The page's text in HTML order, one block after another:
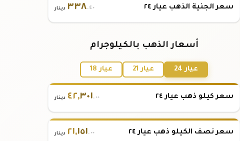
سعر الجنية الذهب عيار ٢٤ ٣٣٨.٤٠ دينار
أسعار الذهب بالكيلوجرام
عيار 24 عيار 21 عيار 18
سعر كيلو ذهب عيار ٢٤ ٤٢,٣٠١.٠٠ دينار
سعر نصف الكيلو ذهب عيار ٢٤ ٢١,١٥١.٠٠ دينار